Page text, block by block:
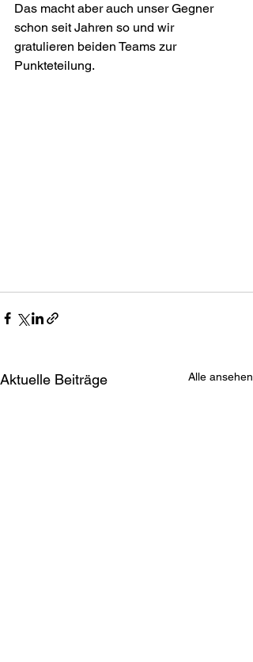
Das macht aber auch unser Gegner
schon seit Jahren so und wir
gratulieren beiden Teams zur
Punkteteilung.
Aktuelle Beiträge Alle ansehen